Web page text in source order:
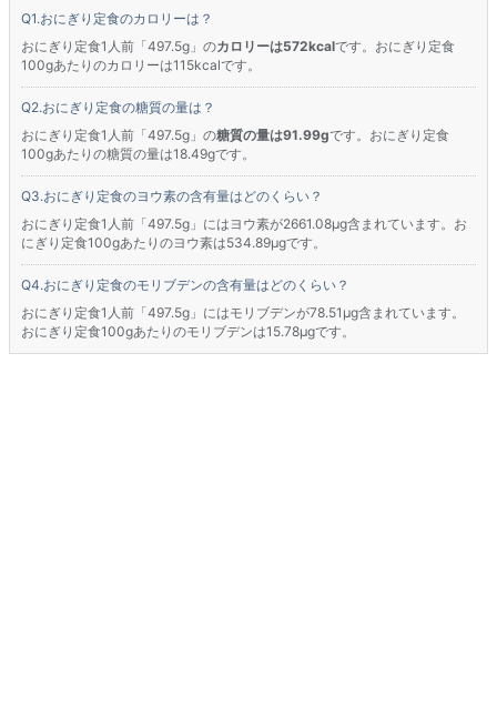
おにぎり定食のカロリーは？
おにぎり定食1人前「497.5g」のカロリーは572kcalです。おにぎり定食
100gあたりのカロリーは115kcalです。
おにぎり定食の糖質の量は？
おにぎり定食1人前「497.5g」の糖質の量は91.99gです。おにぎり定食
100gあたりの糖質の量は18.49gです。
おにぎり定食のヨウ素の含有量はどのくらい？
おにぎり定食1人前「497.5g」にはヨウ素が2661.08μg含まれています。お
にぎり定食100gあたりのヨウ素は534.89μgです。
おにぎり定食のモリブデンの含有量はどのくらい？
おにぎり定食1人前「497.5g」にはモリブデンが78.51μg含まれています。
おにぎり定食100gあたりのモリブデンは15.78μgです。